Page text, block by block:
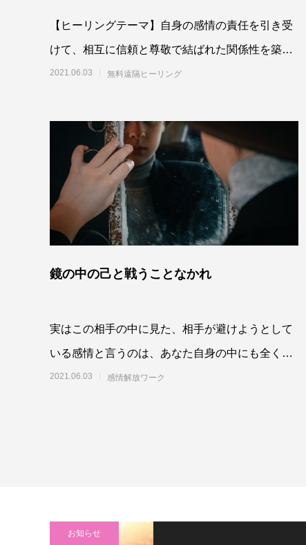
【ヒーリングテーマ】自身の感情の責任を引き受
けて、相互に信頼と尊敬で結ばれた関係性を築く
よう最高最善に働きかけ
2021.06.03 無料遠隔ヒーリング
鏡の中の己と戦うことなかれ
実はこの相手の中に見た、相手が避けようとして
いる感情と言うのは、あなた自身の中にも全く同
じものがあるでしょう。そう、これが鏡の法則な
2021.06.03 感情解放ワーク
お知らせ